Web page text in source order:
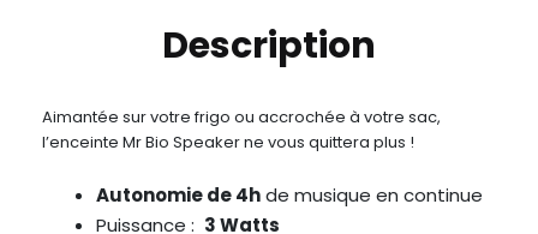
Description
Aimantée sur votre frigo ou accrochée à votre sac,
l’enceinte Mr Bio Speaker ne vous quittera plus !
Autonomie de 4hde musique en continue
Puissance : 3 Watts